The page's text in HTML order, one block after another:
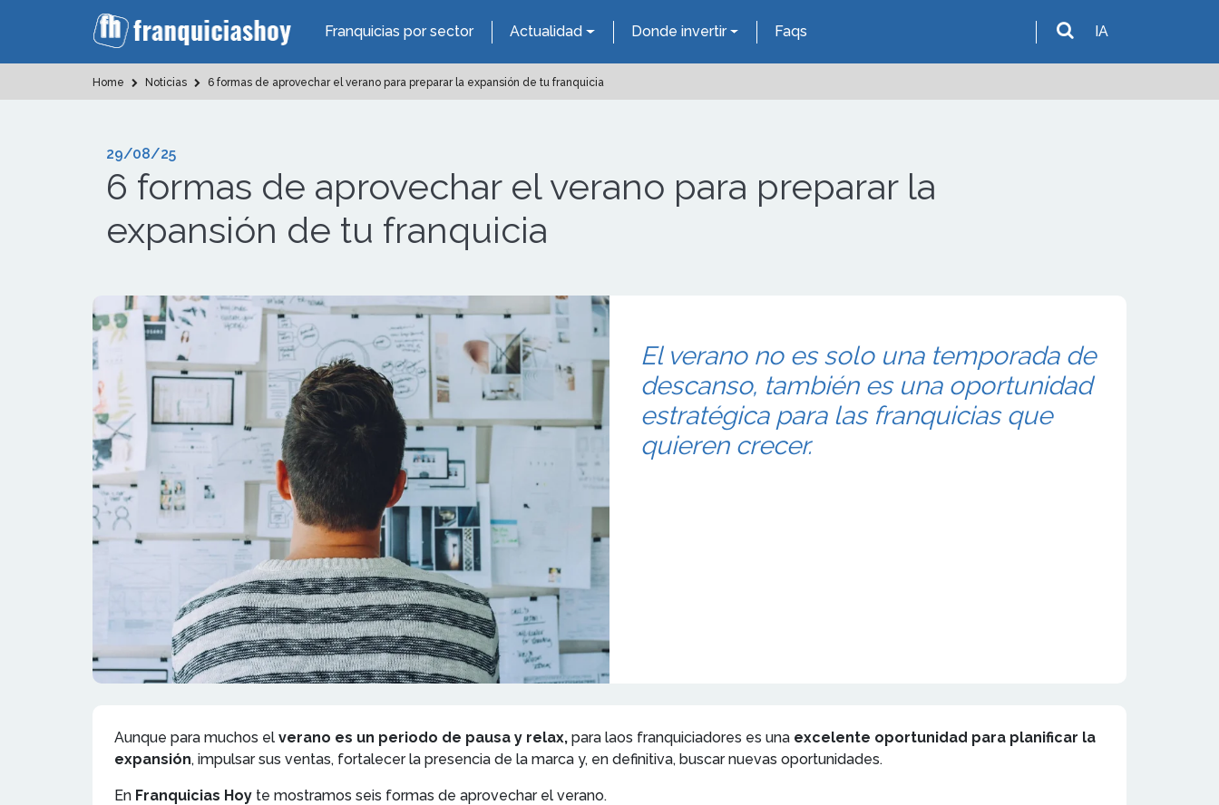
Franquicias por sector Actualidad Donde invertir Faqs IA
Home Noticias 6 formas de aprovechar el verano para preparar la expansión de tu franquicia
29/08/25
6 formas de aprovechar el verano para preparar la
expansión de tu franquicia
El verano no es solo una temporada de
descanso, también es una oportunidad
estratégica para las franquicias que
quieren crecer.
Aunque para muchos el verano es un periodo de pausa y relax, para laos franquiciadores es una excelente oportunidad para planificar la
expansión, impulsar sus ventas, fortalecer la presencia de la marca y, en definitiva, buscar nuevas oportunidades.
En Franquicias Hoy te mostramos seis formas de aprovechar el verano.